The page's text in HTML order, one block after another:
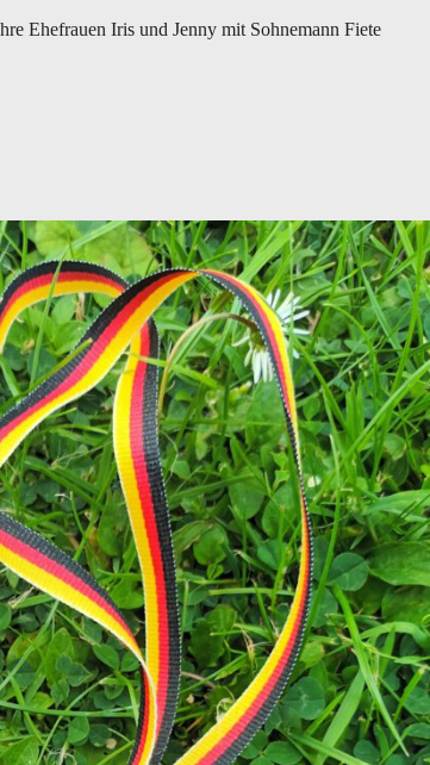
Ehefrauen Iris und Jenny mit Sohnemann Fiete